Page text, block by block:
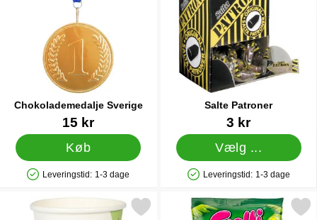
Chokolademedalje Sverige
Varenr 1109415 kr
Køb
Produkttilgængelighed: På lager
Leveringstid: 1-3 dage
Salte Patroner
Varenr 143723 kr
Vælg ...
Produkttilgængelighed: På lager
Leveringstid: 1-3 dage
Markér papkrus Dinosaur Party som favoritMarkér trolli Dino Rex